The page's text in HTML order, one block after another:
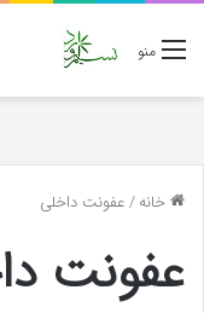
منو
خانه/عفونت داخلی
عفونت